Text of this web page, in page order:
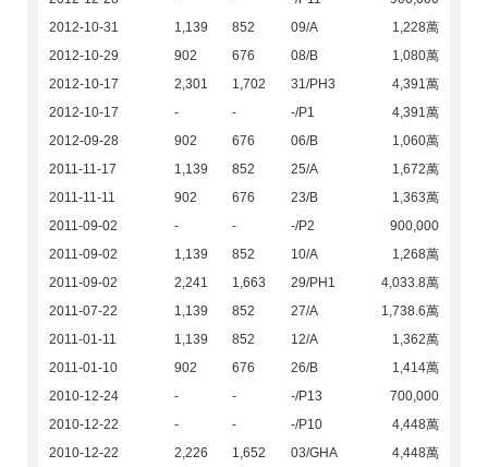
2012-10-31
1,139 852 09/A
1,228萬
2012-10-29
902 676 08/B
1,080萬
2012-10-17
2,301 1,702 31/PH3
4,391萬
2012-10-17
- - -/P1
4,391萬
2012-09-28
902 676 06/B
1,060萬
2011-11-17
1,139 852 25/A
1,672萬
2011-11-11
902 676 23/B
1,363萬
2011-09-02
- - -/P2
900,000
2011-09-02
1,139 852 10/A
1,268萬
2011-09-02
2,241 1,663 29/PH1
4,033.8萬
2011-07-22
1,139 852 27/A
1,738.6萬
2011-01-11
1,139 852 12/A
1,362萬
2011-01-10
902 676 26/B
1,414萬
2010-12-24
- - -/P13
700,000
2010-12-22
- - -/P10
4,448萬
2010-12-22
2,226 1,652 03/GHA 4,448萬